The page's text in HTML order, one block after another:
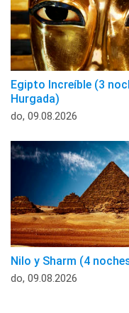
Egipto Increíble (3
Hurgada)
do, 09.08.2026
Nilo y Sharm (4
do, 09.08.2026